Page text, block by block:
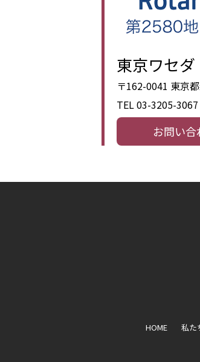
東京ワセ
〒162-0041 東京
TEL 03-3205-3067
お問い
HOME 私た